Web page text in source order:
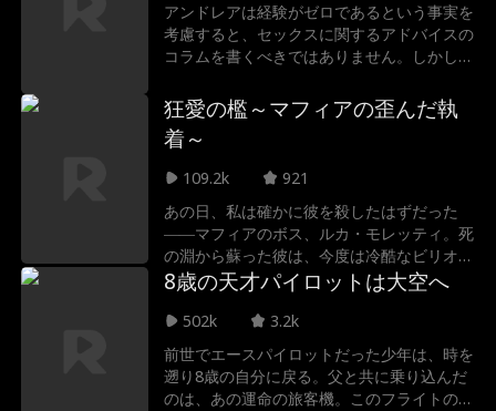
強いられてきた人々の希望の象徴となってい
く――。
アンドレアは経験がゼロであるという事実を
考慮すると、セックスに関するアドバイスの
コラムを書くべきではありません。しかし、
ったアンドレアは、緊急の出会いを求めて地
元のバーを訪ねるが、代わりに、セクシーな
見知らぬ男性が魅惑的な提案を持ちかけてき
た。それは、彼の見合い結婚を破棄する代わ
りに、誘惑のレッスンを受けるというものだ
った!?
狂愛の檻～マフィアの歪んだ執
着～
109.2k
921
あの日、私は確かに彼を殺したはずだった
――マフィアのボス、ルカ・モレッティ。死
の淵から蘇った彼は、今度は冷酷なビリオネ
アとしてノラの前に立ちはだかる。圧倒的な
のは残酷なゲームだった。「俺の女になる
か、大切なものをすべて失うか」生きている
はずのない男。それは復讐か、それとも歪ん
だ愛なのか――
8歳の天才パイロットは大空へ
502k
3.2k
前世でエースパイロットだった少年は、時を
遡り8歳の自分に戻る。父と共に乗り込んだ
のは、あの運命の旅客機。このフライトの先